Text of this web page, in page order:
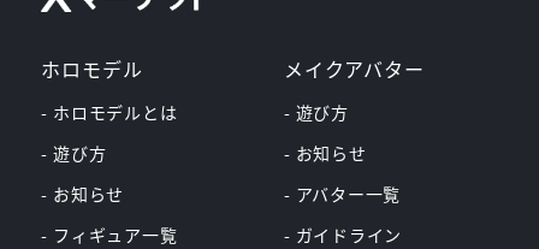
ホロモデル
- ホロモデルとは
- 遊び方
- お知らせ
- フィギュア一覧
メイクアバター
- 遊び方
- お知らせ
- アバター一覧
- ガイドライン